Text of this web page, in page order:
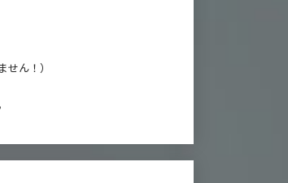
ん！）